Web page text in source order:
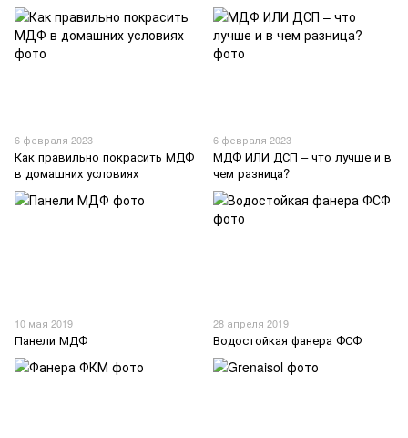
6 февраля 2023
Как правильно покрасить МДФ
в домашних условиях
6 февраля 2023
МДФ ИЛИ ДСП – что лучше и в
чем разница?
10 мая 2019
Панели МДФ
28 апреля 2019
Водостойкая фанера ФСФ